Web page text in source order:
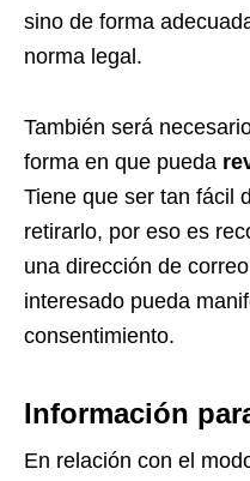
sino de forma
norma legal.
También será
forma en que pueda
Tiene que ser tan fácil
retirarlo, por eso es
una dirección de
interesado pueda
consentimiento.
Información
En relación con el